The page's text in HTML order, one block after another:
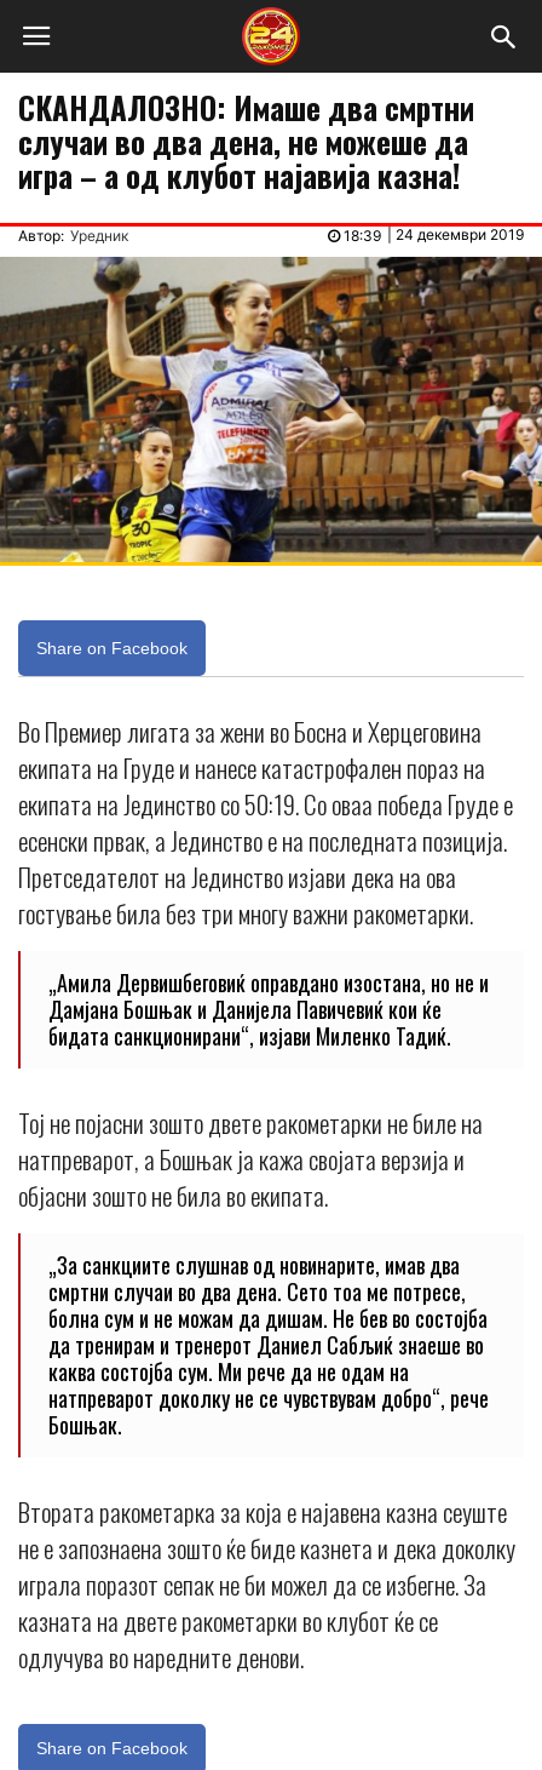
СКАНДАЛОЗНО: Имаше два смртни
случаи во два дена, не можеше да
игра – а од клубот најавија казна!
Автор: Уредник 24 декември 2019
18:39
Share on Facebook
Во Премиер лигата за жени во Босна и Херцеговина
екипата на Груде и нанесе катастрофален пораз на
екипата на Јединство со 50:19. Со оваа победа Груде е
есенски првак, а Јединство е на последната позиција.
Претседателот на Јединство изјави дека на ова
гостување била без три многу важни ракометарки.
„Амила Дервишбеговиќ оправдано изостана, но не и
Дамјана Бошњак и Данијела Павичевиќ кои ќе
бидата санкционирани“, изјави Миленко Тадиќ.
Тој не појасни зошто двете ракометарки не биле на
натпреварот, а Бошњак ја кажа својата верзија и
објасни зошто не била во екипата.
„За санкциите слушнав од новинарите, имав два
смртни случаи во два дена. Сето тоа ме потресе,
болна сум и не можам да дишам. Не бев во состојба
да тренирам и тренерот Даниел Сабљиќ знаеше во
каква состојба сум. Ми рече да не одам на
натпреварот доколку не се чувствувам добро“, рече
Бошњак.
Втората ракометарка за која е најавена казна сеуште
не е запознаена зошто ќе биде казнета и дека доколку
играла поразот сепак не би можел да се избегне. За
казната на двете ракометарки во клубот ќе се
одлучува во наредните денови.
Share on Facebook